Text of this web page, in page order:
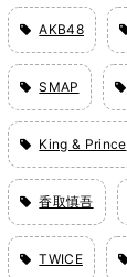
AKB48
SMAP
King & Prince
香取慎吾
TWICE